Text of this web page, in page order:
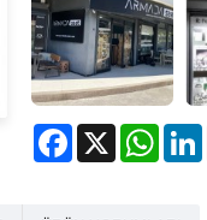
Facebook
X